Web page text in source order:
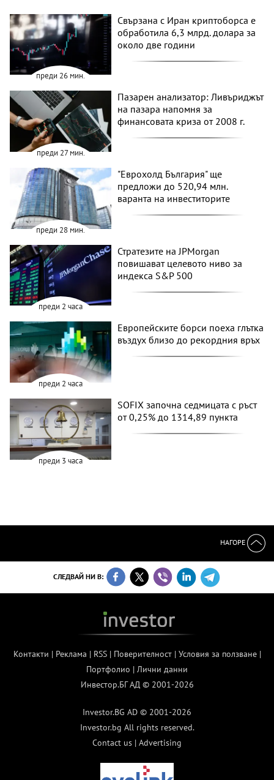
преди 26 мин.
Свързана с Иран криптоборса е
обработила 6,3 млрд. долара за
около две години
преди 27 мин.
Пазарен анализатор: Ливъриджът
на пазара напомня за
финансовата криза от 2008 г.
преди 28 мин.
"Еврохолд България" ще
предложи до 520,94 млн.
варанта на инвеститорите
преди 2 часа
Стратезите на JPMorgan
повишават целевото ниво за
индекса S&P 500
преди 2 часа
Европейските борси поеха глътка
въздух близо до рекордния връх
преди 3 часа
SOFIX започна седмицата с ръст
от 0,25% до 1314,89 пункта
НАГОРЕ
СЛЕДВАЙ НИ В:
Контакти | Реклама | RSS| Поверителност| Условия за ползване|
Портфолио | Лични данни
Инвестор.БГ АД © 2001-2026
Investor.BG AD © 2001-2026
Investor.bg All rights reserved.
Contact us | Advertising